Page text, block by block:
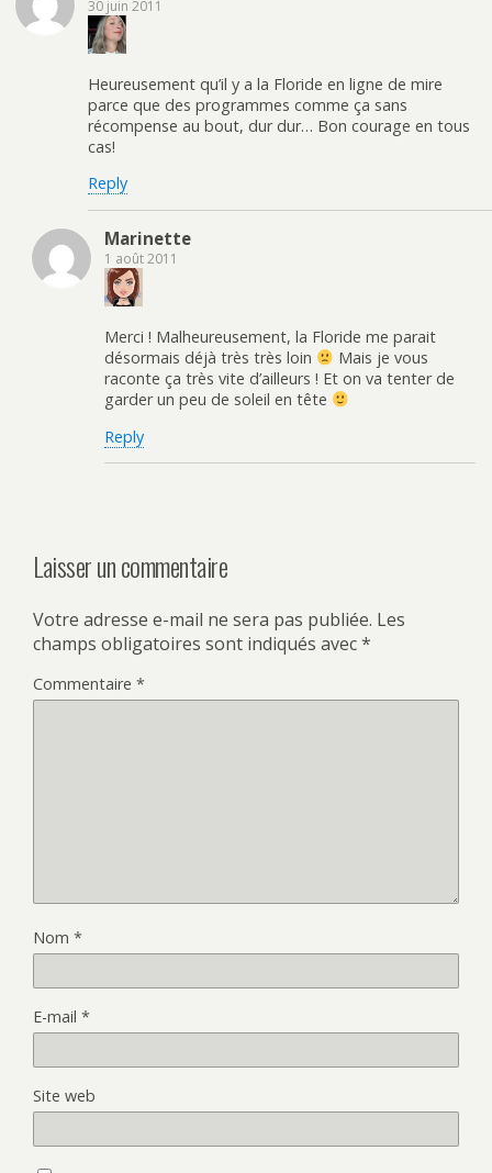
30 juin 2011
Heureusement qu’il y a la Floride en ligne de mire
parce que des programmes comme ça sans
récompense au bout, dur dur… Bon courage en tous
cas!
Reply
Marinette
1 août 2011
Merci ! Malheureusement, la Floride me parait
désormais déjà très très loin
Mais je vous
raconte ça très vite d’ailleurs ! Et on va tenter de
garder un peu de soleil en tête
Reply
Laisser un commentaire
Votre adresse e-mail ne sera pas publiée. Les
champs obligatoires sont indiqués avec*
Commentaire *
Nom *
E-mail *
Site web